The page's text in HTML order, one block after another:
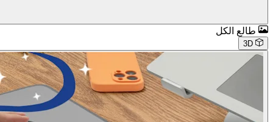
طالع الكل
3D